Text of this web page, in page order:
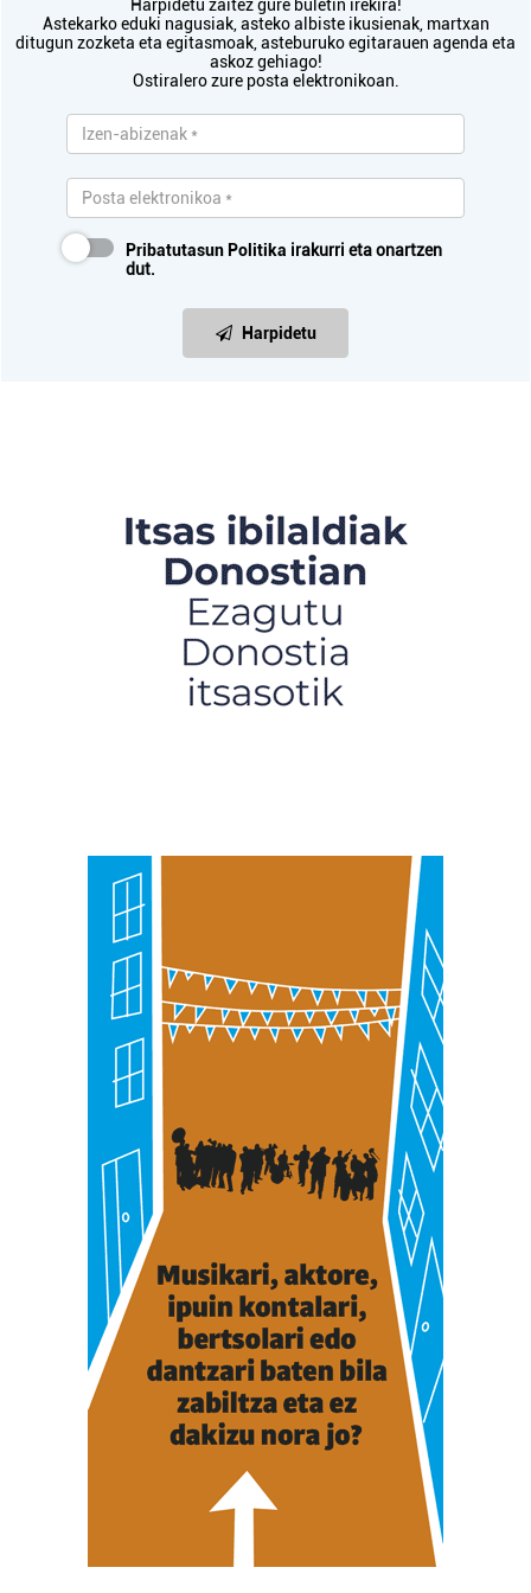
Harpidetu zaitez gure buletin irekira!
Astekarko eduki nagusiak, asteko albiste ikusienak, martxan
ditugun zozketa eta egitasmoak, asteburuko egitarauen agenda eta
askoz gehiago!
Ostiralero zure posta elektronikoan.
Pribatutasun Politika irakurri eta onartzen
dut.
Harpidetu